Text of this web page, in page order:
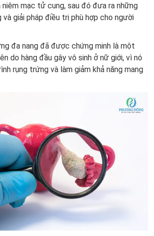
mạc tử cung, sau đó đưa ra những
và giải pháp điều trị phù hợp cho người
đa nang đã được chứng minh là một
do hàng đầu gây vô sinh ở nữ giới, vì nó
rụng trứng và làm giảm khả năng mang